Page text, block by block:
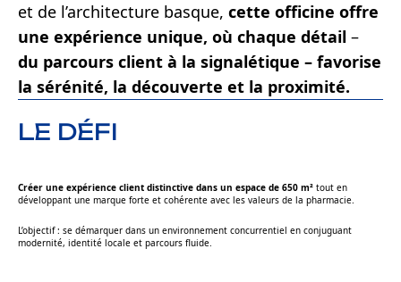
et de l’architecture basque, cette officine offre
une expérience unique, où chaque détail –
du parcours client à la signalétique – favorise
la sérénité, la découverte et la proximité.
LE DÉFI
Créer une expérience client distinctive dans un espace de 650 m² tout en
développant une marque forte et cohérente avec les valeurs de la pharmacie.
L’objectif : se démarquer dans un environnement concurrentiel en conjuguant
modernité, identité locale et parcours fluide.